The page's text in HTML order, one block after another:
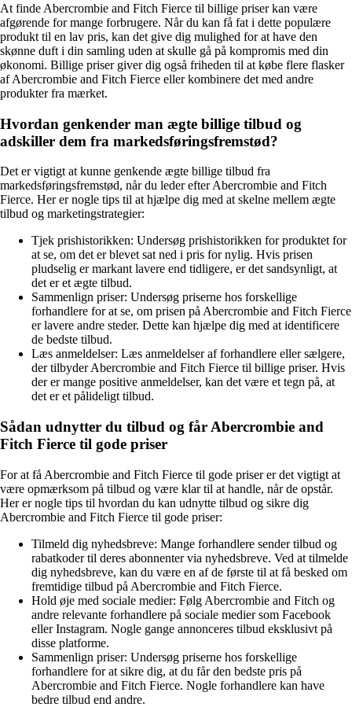
At finde Abercrombie and Fitch Fierce til billige priser kan være
afgørende for mange forbrugere. Når du kan få fat i dette populære
produkt til en lav pris, kan det give dig mulighed for at have den
skønne duft i din samling uden at skulle gå på kompromis med din
økonomi. Billige priser giver dig også friheden til at købe flere flasker
af Abercrombie and Fitch Fierce eller kombinere det med andre
produkter fra mærket.
Hvordan genkender man ægte billige tilbud og
adskiller dem fra markedsføringsfremstød?
Det er vigtigt at kunne genkende ægte billige tilbud fra
markedsføringsfremstød, når du leder efter Abercrombie and Fitch
Fierce. Her er nogle tips til at hjælpe dig med at skelne mellem ægte
tilbud og marketingstrategier:
Tjek prishistorikken: Undersøg prishistorikken for produktet for
at se, om det er blevet sat ned i pris for nylig. Hvis prisen
pludselig er markant lavere end tidligere, er det sandsynligt, at
det er et ægte tilbud.
Sammenlign priser: Undersøg priserne hos forskellige
forhandlere for at se, om prisen på Abercrombie and Fitch Fierce
er lavere andre steder. Dette kan hjælpe dig med at identificere
de bedste tilbud.
Læs anmeldelser: Læs anmeldelser af forhandlere eller sælgere,
der tilbyder Abercrombie and Fitch Fierce til billige priser. Hvis
der er mange positive anmeldelser, kan det være et tegn på, at
det er et pålideligt tilbud.
Sådan udnytter du tilbud og får Abercrombie and
Fitch Fierce til gode priser
For at få Abercrombie and Fitch Fierce til gode priser er det vigtigt at
være opmærksom på tilbud og være klar til at handle, når de opstår.
Her er nogle tips til hvordan du kan udnytte tilbud og sikre dig
Abercrombie and Fitch Fierce til gode priser:
Tilmeld dig nyhedsbreve: Mange forhandlere sender tilbud og
rabatkoder til deres abonnenter via nyhedsbreve. Ved at tilmelde
dig nyhedsbreve, kan du være en af de første til at få besked om
fremtidige tilbud på Abercrombie and Fitch Fierce.
Hold øje med sociale medier: Følg Abercrombie and Fitch og
andre relevante forhandlere på sociale medier som Facebook
eller Instagram. Nogle gange annonceres tilbud eksklusivt på
disse platforme.
Sammenlign priser: Undersøg priserne hos forskellige
forhandlere for at sikre dig, at du får den bedste pris på
Abercrombie and Fitch Fierce. Nogle forhandlere kan have
bedre tilbud end andre.